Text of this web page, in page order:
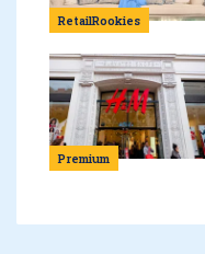
RetailRookies
Premium